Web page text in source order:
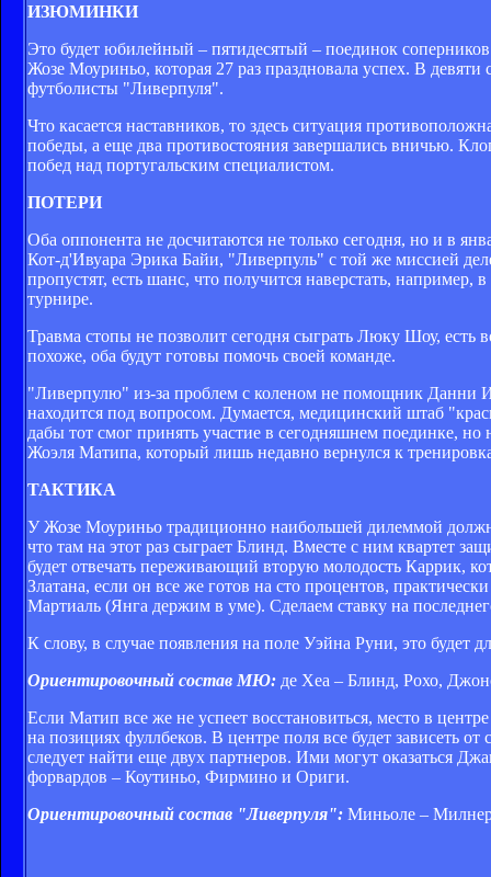
ИЗЮМИНКИ
Это будет юбилейный – пятидесятый – поединок
Жозе Моуриньо, которая 27 раз праздновала успех. В
футболисты "Ливерпуля".
Что касается наставников, то здесь ситуация
победы, а еще два противостояния завершались вничью.
побед над португальским специалистом.
ПОТЕРИ
Оба оппонента не досчитаются не только сегодня, но и в
Кот-д'Ивуара Эрика Байи, "Ливерпуль" с той же миссией
пропустят, есть шанс, что получится наверстать,
турнире.
Травма стопы не позволит сегодня сыграть Люку Шоу,
похоже, оба будут готовы помочь своей команде.
"Ливерпулю" из-за проблем с коленом не помощник Данни
находится под вопросом. Думается, медицинский штаб
дабы тот смог принять участие в сегодняшнем поединке, но
Жоэля Матипа, который лишь недавно вернулся к
ТАКТИКА
У Жозе Моуриньо традиционно наибольшей дилеммой
что там на этот раз сыграет Блинд. Вместе с ним квартет
будет отвечать переживающий вторую молодость Каррик,
Златана, если он все же готов на сто процентов,
Мартиаль (Янга держим в уме). Сделаем ставку на
К слову, в случае появления на поле Уэйна Руни, это будет
Ориентировочный состав МЮ: де Хеа – Блинд, Рохо,
Если Матип все же не успеет восстановиться, место в
на позициях фуллбеков. В центре поля все будет зависеть
следует найти еще двух партнеров. Ими могут оказаться
форвардов – Коутиньо, Фирмино и Ориги.
Ориентировочный состав "Ливерпуля": Миньоле –